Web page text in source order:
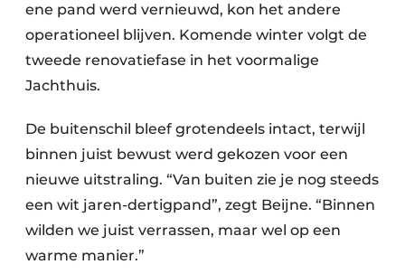
ene pand werd vernieuwd, kon het andere
operationeel blijven. Komende winter volgt de
tweede renovatiefase in het voormalige
Jachthuis.
De buitenschil bleef grotendeels intact, terwijl
binnen juist bewust werd gekozen voor een
nieuwe uitstraling. “Van buiten zie je nog steeds
een wit jaren-dertigpand”, zegt Beijne. “Binnen
wilden we juist verrassen, maar wel op een
warme manier.”